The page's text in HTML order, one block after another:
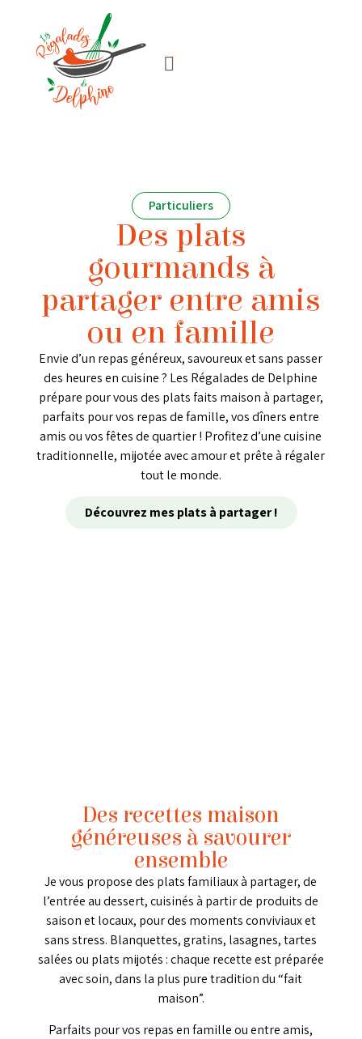
Particuliers
Des plats
gourmands à
partager entre amis
ou en famille
Envie d’un repas généreux, savoureux et sans passer
des heures en cuisine ? Les Régalades de Delphine
prépare pour vous des plats faits maison à partager,
parfaits pour vos repas de famille, vos dîners entre
amis ou vos fêtes de quartier ! Profitez d’une cuisine
traditionnelle, mijotée avec amour et prête à régaler
tout le monde.
Découvrez mes plats à partager !
Des recettes maison
généreuses à savourer
ensemble
Je vous propose des plats familiaux à partager, de
l’entrée au dessert, cuisinés à partir de produits de
saison et locaux, pour des moments conviviaux et
sans stress. Blanquettes, gratins, lasagnes, tartes
salées ou plats mijotés : chaque recette est préparée
avec soin, dans la plus pure tradition du “fait
maison”.
Parfaits pour vos repas en famille ou entre amis,